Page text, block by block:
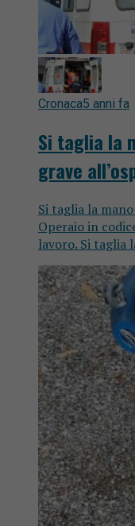
Cronaca5 anni fa
Si taglia la
grave
Si taglia la
Operaio in
lavoro. Si taglia